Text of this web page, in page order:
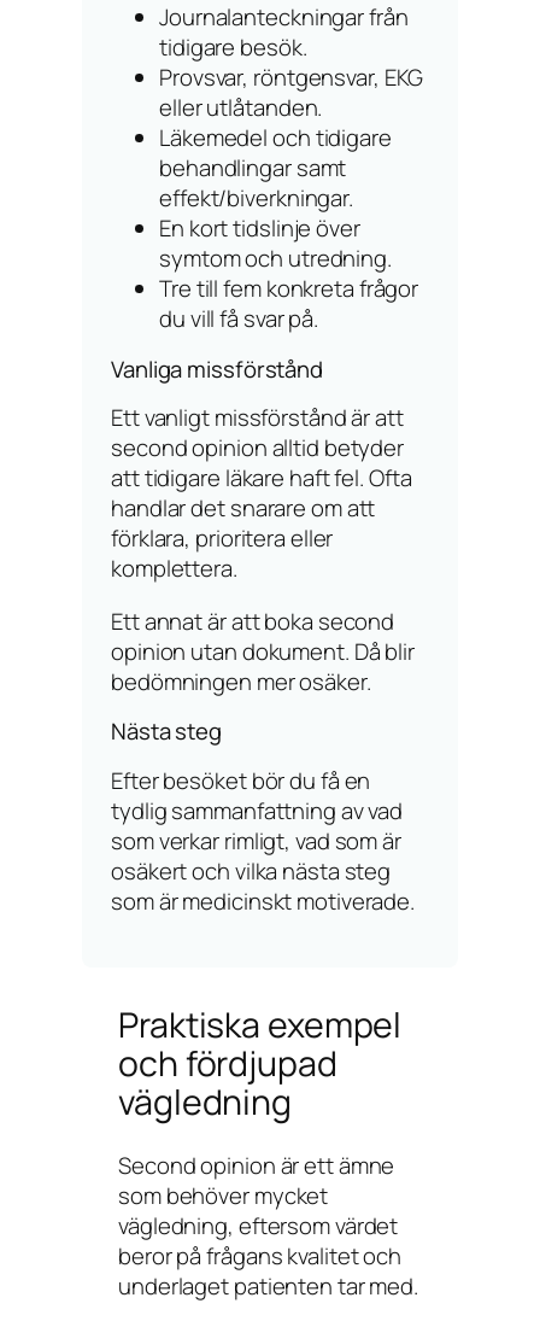
Journalanteckningar från
tidigare besök.
Provsvar, röntgensvar, EKG
eller utlåtanden.
Läkemedel och tidigare
behandlingar samt
effekt/biverkningar.
En kort tidslinje över
symtom och utredning.
Tre till fem konkreta frågor
du vill få svar på.
Vanliga missförstånd
Ett vanligt missförstånd är att
second opinion alltid betyder
att tidigare läkare haft fel. Ofta
handlar det snarare om att
förklara, prioritera eller
komplettera.
Ett annat är att boka second
opinion utan dokument. Då blir
bedömningen mer osäker.
Nästa steg
Efter besöket bör du få en
tydlig sammanfattning av vad
som verkar rimligt, vad som är
osäkert och vilka nästa steg
som är medicinskt motiverade.
Praktiska exempel
och fördjupad
vägledning
Second opinion är ett ämne
som behöver mycket
vägledning, eftersom värdet
beror på frågans kvalitet och
underlaget patienten tar med.